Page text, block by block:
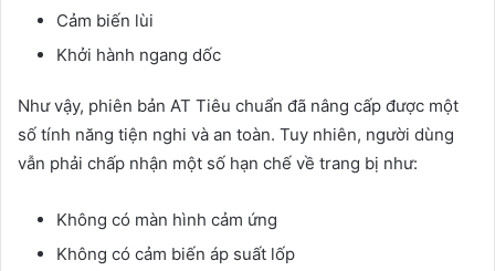
Cảm biến lùi
Khởi hành ngang dốc
Như vậy, phiên bản AT Tiêu chuẩn đã nâng cấp được một
số tính năng tiện nghi và an toàn. Tuy nhiên, người dùng
vẫn phải chấp nhận một số hạn chế về trang bị như:
Không có màn hình cảm ứng
Không có cảm biến áp suất lốp